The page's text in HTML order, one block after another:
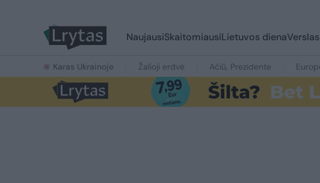
NaujausiSkaitomiausiLietuvos dienaVerslas
Karas Ukrainoje Žalioji erdvė Ačiū, Prezidente